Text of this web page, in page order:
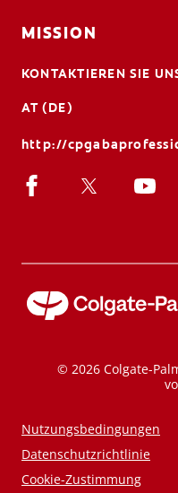
MISSION
KONTAKTIEREN SIE
AT (DE)
http://
© 2026 Colgate-
Nutzungsbedingungen
Datenschutzrichtlinie
Cookie-Zustimmung